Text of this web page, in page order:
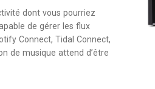
dont vous pourriez
de gérer les flux
Connect, Tidal Connect,
de musique attend d’être